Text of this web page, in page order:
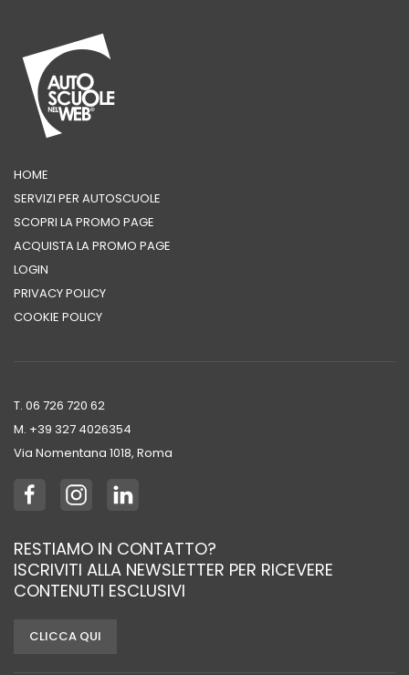
HOME
SERVIZI PER AUTOSCUOLE
SCOPRI LA PROMO PAGE
ACQUISTA LA PROMO PAGE
LOGIN
PRIVACY POLICY
COOKIE POLICY
T. 06 726 720 62
M. +39 ‭327 4026354‬
Via Nomentana 1018, Roma
RESTIAMO IN CONTATTO?
ISCRIVITI ALLA NEWSLETTER PER RICEVERE
CONTENUTI ESCLUSIVI
CLICCA QUI